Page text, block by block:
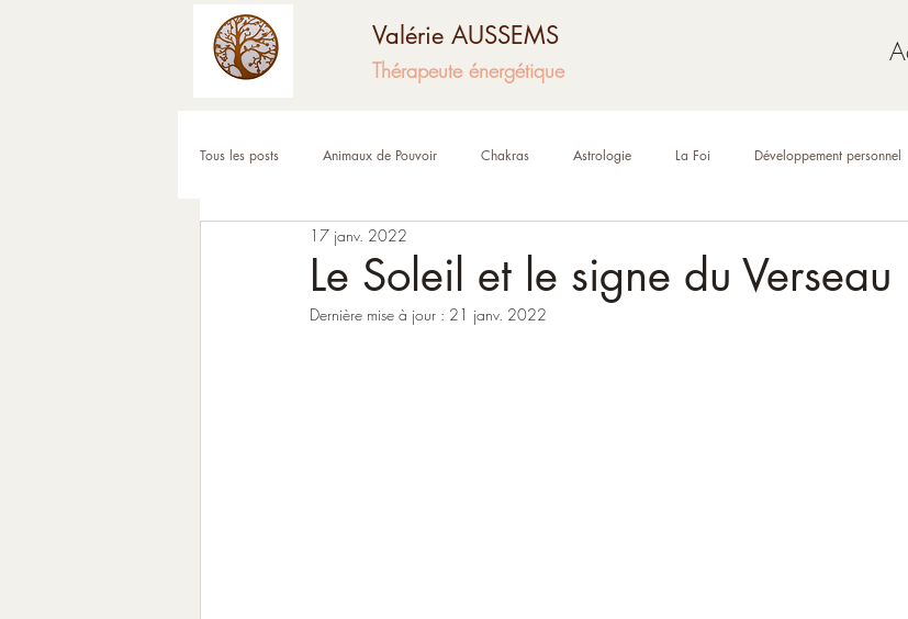
Valérie AUSSEMS
Thérapeute énergétique
Tous les posts Animaux de Pouvoir Chakras Astrologie La Foi Développement personnel
Fêtes et moments de l'année
Le Soleil et le signe du Verseau
17 janv. 2022
Dernière mise à jour : 21 janv. 2022